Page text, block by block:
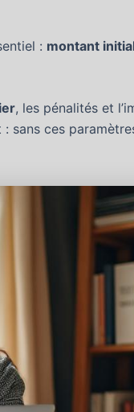
: montant
, les pénalités et
sans ces